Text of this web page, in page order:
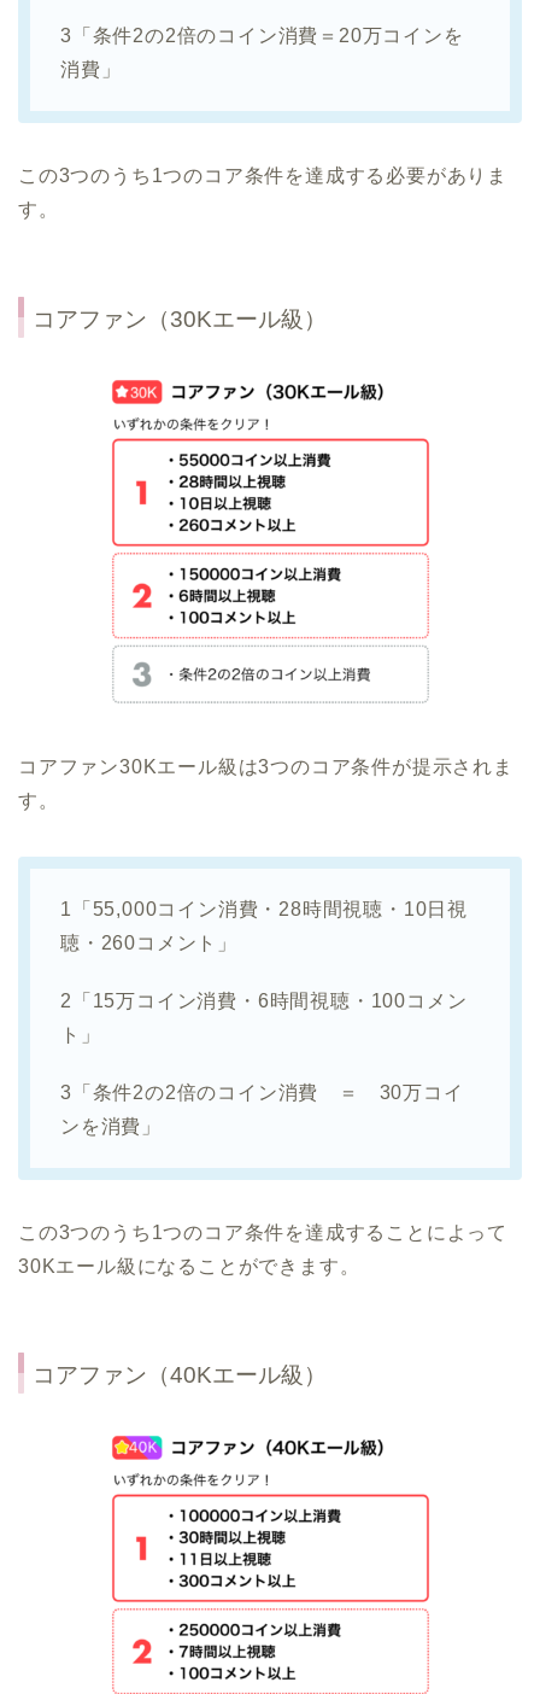
3「条件2の2倍のコイン消費＝20万コインを
消費」
この3つのうち1つのコア条件を達成する必要がありま
す。
コアファン（30Kエール級）
コアファン30Kエール級は3つのコア条件が提示されま
す。
1「55,000コイン消費・28時間視聴・10日視
聴・260コメント」
2「15万コイン消費・6時間視聴・100コメン
ト」
3「条件2の2倍のコイン消費 ＝ 30万コイ
ンを消費」
この3つのうち1つのコア条件を達成することによって
30Kエール級になることができます。
コアファン（40Kエール級）